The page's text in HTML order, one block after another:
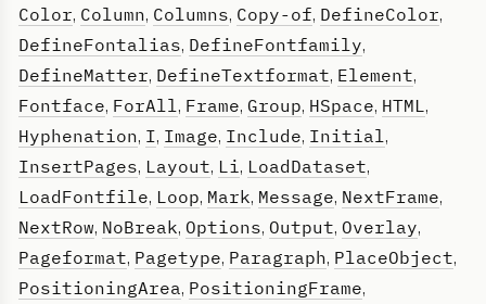
Color, Column, Columns, Copy-of, DefineColor,
DefineFontalias, DefineFontfamily,
DefineMatter, DefineTextformat, Element,
Fontface, ForAll , Frame, Group, HSpace, HTML ,
Hyphenation, I, Image, Include, Initial ,
InsertPages, Layout, Li , LoadDataset,
LoadFontfile, Loop, Mark, Message, NextFrame,
NextRow, NoBreak, Options, Output, Overlay,
Pageformat, Pagetype, Paragraph, PlaceObject,
PositioningArea, PositioningFrame,